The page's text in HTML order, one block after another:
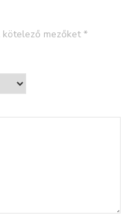
kötelező mezőket*